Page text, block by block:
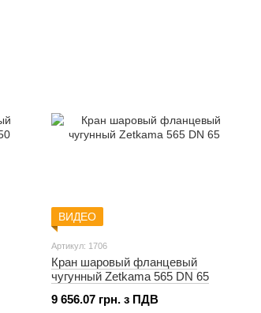
ВИДЕО
Артикул: 1706
Кран шаровый фланцевый
чугунный Zetkama 565 DN 65
9 656.07 грн. з ПДВ